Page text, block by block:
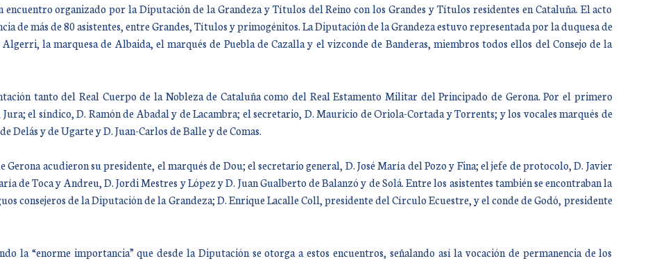
encuentro organizado por la Diputación de la Grandeza y Títulos del Reino con los Grandes y Títulos residentes en Cataluña. El acto
de más de 80 asistentes, entre Grandes, Títulos y primogénitos. La Diputación de la Grandeza estuvo representada por la duquesa de
la marquesa de Albaida, el marqués de Puebla de Cazalla y el vizconde de Banderas, miembros todos ellos del Consejo de la
tanto del Real Cuerpo de la Nobleza de Cataluña como del Real Estamento Militar del Principado de Gerona. Por el primero
el síndico, D. Ramón de Abadal y de Lacambra; el secretario, D. Mauricio de Oriola-Cortada y Torrents; y los vocales marqués de
y de Ugarte y D. Juan-Carlos de Balle y de Comas.
acudieron su presidente, el marqués de Dou; el secretario general, D. José María del Pozo y Fina; el jefe de protocolo, D. Javier
de Toca y Andreu, D. Jordi Mestres y López y D. Juan Gualberto de Balanzó y de Solá. Entre los asistentes también se encontraban la
consejeros de la Diputación de la Grandeza; D. Enrique Lacalle Coll, presidente del Círculo Ecuestre, y el conde de Godó, presidente
la “enorme importancia” que desde la Diputación se otorga a estos encuentros, señalando así la vocación de permanencia de los